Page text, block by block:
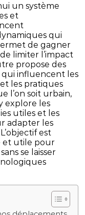
un système
et
qui
de gagner
limiter l’impact
propose des
qui influencent les
les pratiques
l’on soit urbain,
explore les
utiles et les
adapter les
est
et utile pour
se laisser